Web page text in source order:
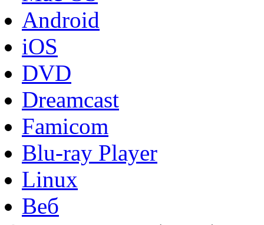
Android
iOS
DVD
Dreamcast
Famicom
Blu-ray Player
Linux
Веб